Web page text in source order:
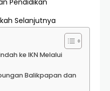
Pendidikan
Selanjutnya
ke IKN Melalui
Balikpapan dan